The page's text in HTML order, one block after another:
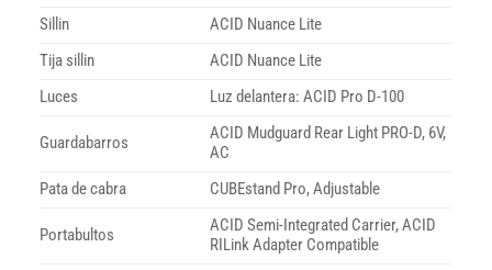
Sillin
ACID Nuance Lite
Tija sillin
ACID Nuance Lite
Luces
Luz delantera: ACID Pro D-100
Guardabarros
ACID Mudguard Rear Light PRO-D, 6V,
AC
Pata de cabra
CUBEstand Pro, Adjustable
Portabultos
ACID Semi-Integrated Carrier, ACID
RILink Adapter Compatible